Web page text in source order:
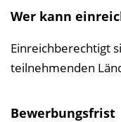
Wer kann
Einreichberechtigt
teilnehmenden
Bewerbungsfrist